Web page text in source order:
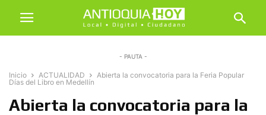
- PAUTA -
Inicio ACTUALIDAD
Abierta la convocatoria para la Feria Popular
Días del Libro en Medellín
Abierta la convocatoria para la